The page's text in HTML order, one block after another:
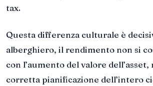
tax.
Questa differenza culturale è
alberghiero, il rendimento non si
con l’aumento del valore dell’asset,
corretta pianificazione dell’intero